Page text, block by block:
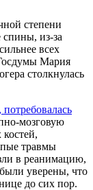
степени
из-за
всех
Мария
столкнулась
мозговую
травмы
в реанимацию,
уверены, что
до сих пор.